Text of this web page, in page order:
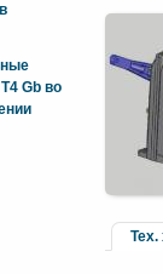
Gb во
Тех.